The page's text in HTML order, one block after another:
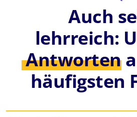
Auch
lehrreich:
Antworten
häufigsten